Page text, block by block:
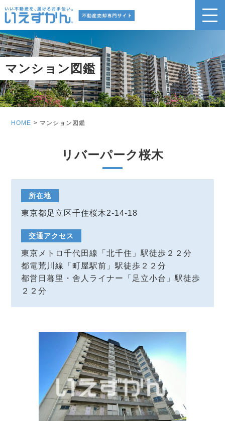
マンション図鑑
HOME マンション図鑑
リバーパーク桜木
所在地
東京都足立区千住桜木2-14-18
交通アクセス
東京メトロ千代田線「北千住」駅徒歩２２分
都電荒川線「町屋駅前」駅徒歩２２分
都営日暮里・舎人ライナー「足立小台」駅徒歩
２２分